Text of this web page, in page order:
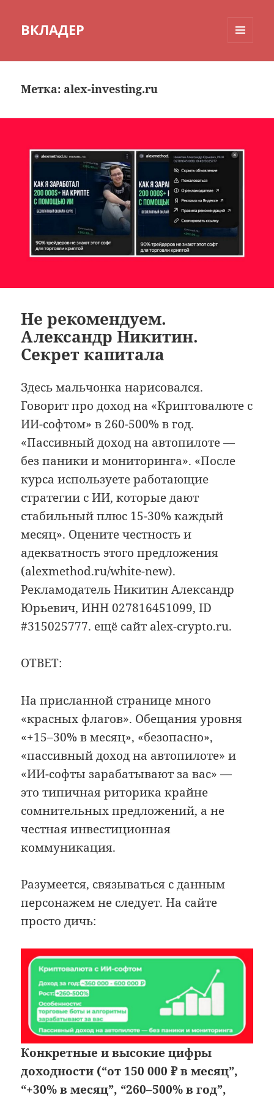
ВКЛАДЕР
Метка: alex-investing.ru
Не рекомендуем.
Александр Никитин.
Секрет капитала
Здесь мальчонка нарисовался.
Говорит про доход на «Криптовалюте с
ИИ-софтом» в 260-500% в год.
«Пассивный доход на автопилоте —
без паники и мониторинга». «После
курса используете работающие
стратегии с ИИ, которые дают
стабильный плюс 15-30% каждый
месяц». Оцените честность и
адекватность этого предложения
(alexmethod.ru/white-new).
Рекламодатель Никитин Александр
Юрьевич, ИНН 027816451099, ID
#315025777. ещё сайт alex-crypto.ru.
ОТВЕТ:
На присланной странице много
«красных флагов». Обещания уровня
«+15–30% в месяц», «безопасно»,
«пассивный доход на автопилоте» и
«ИИ-софты зарабатывают за вас» —
это типичная риторика крайне
сомнительных предложений, а не
честная инвестиционная
коммуникация.
Разумеется, связываться с данным
персонажем не следует. На сайте
просто дичь:
Конкретные и высокие цифры
доходности (“от 150 000 ₽ в месяц”,
“+30% в месяц”, “260–500% в год”,